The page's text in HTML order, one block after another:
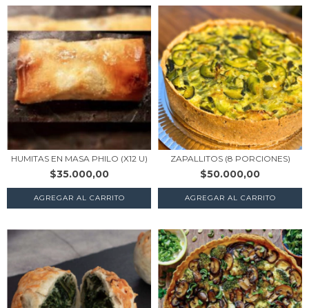
HUMITAS EN MASA PHILO (X12 U)
$35.000,00
ZAPALLITOS (8 PORCIONES)
$50.000,00
AGREGAR AL CARRITO